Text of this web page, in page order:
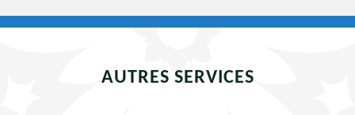
AUTRES SERVICES